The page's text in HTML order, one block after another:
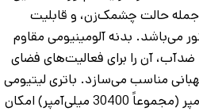
از جمله حالت چشمک‌زن، و قابلیت
می‌باشد. بدنه آلومینیومی مقاوم
در برابر ضربه و استاندارد IP56 ضدآب، آن را برای فعالیت‌های فضای
مناسب می‌سازد. باتری لیتیومی
18650 با ظرفیت 3800 میلی‌آمپر (مجموعاً 30400 میلی‌آمپر) امکان